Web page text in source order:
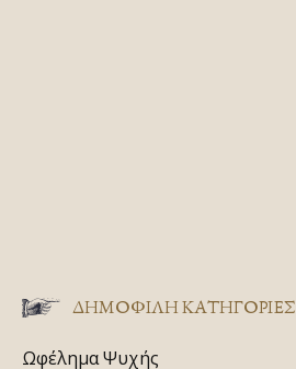
ΔΗΜΟΦΙΛΗ ΚΑΤΗΓΟΡΙΕΣ
Ωφέλημα Ψυχής